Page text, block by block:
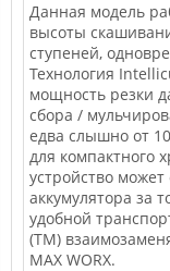
Данная модель
высоты
ступеней,
Технология
мощность резки
сбора /
едва слышно от
для компактного
устройство
аккумулятора за
удобной
(TM)
MAX WORX.